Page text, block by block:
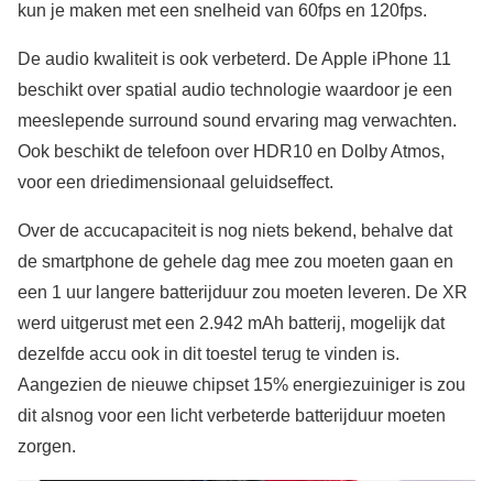
kun je maken met een snelheid van 60fps en 120fps.
De audio kwaliteit is ook verbeterd. De Apple iPhone 11
beschikt over spatial audio technologie waardoor je een
meeslepende surround sound ervaring mag verwachten.
Ook beschikt de telefoon over HDR10 en Dolby Atmos,
voor een driedimensionaal geluidseffect.
Over de accucapaciteit is nog niets bekend, behalve dat
de smartphone de gehele dag mee zou moeten gaan en
een 1 uur langere batterijduur zou moeten leveren. De XR
werd uitgerust met een 2.942 mAh batterij, mogelijk dat
dezelfde accu ook in dit toestel terug te vinden is.
Aangezien de nieuwe chipset 15% energiezuiniger is zou
dit alsnog voor een licht verbeterde batterijduur moeten
zorgen.